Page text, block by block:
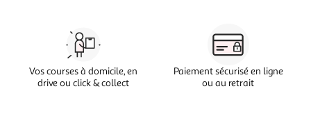
Vos courses à domicile, en
drive ou click & collect
Paiement sécurisé en ligne
ou au retrait